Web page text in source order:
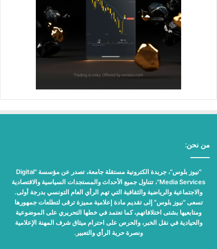
من نحن:
"نيوز بلوس"، جريدة الكترونية مستقلة جامعة، تصدر عن مؤسسة "Digital
Media Services"، تتناول جميع الأحداث والمستجدات السياسية والاقتصادية
والاجتماعية والرياضية والثقافية التي تهم الرأي العام التونسي بدرجة أولى.
تسعى "نيوز بلوس" إلى تقديم مادة إعلامية مميزة ترقى لتطلعات جمهورها
ومتابعيها بشتى اختلافاتهم، كما تعتمد في خطها التحريري على الموضوعية
والحيادية في نقل الخبر، والحرص على احترام ميثاق شرف المهنة الإعلامية
ونصرة حرية الرأي والتعبير.